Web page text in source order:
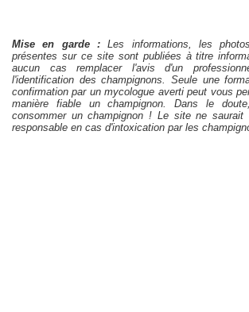
Mise en garde :Les informations, les
présentes sur ce site sont publiées à titre
aucun cas remplacer l'avis d'un
l'identification des champignons. Seule une
confirmation par un mycologue averti peut vous
manière fiable un champignon. Dans le
consommer un champignon ! Le site ne saurait
responsable en cas d'intoxication par les